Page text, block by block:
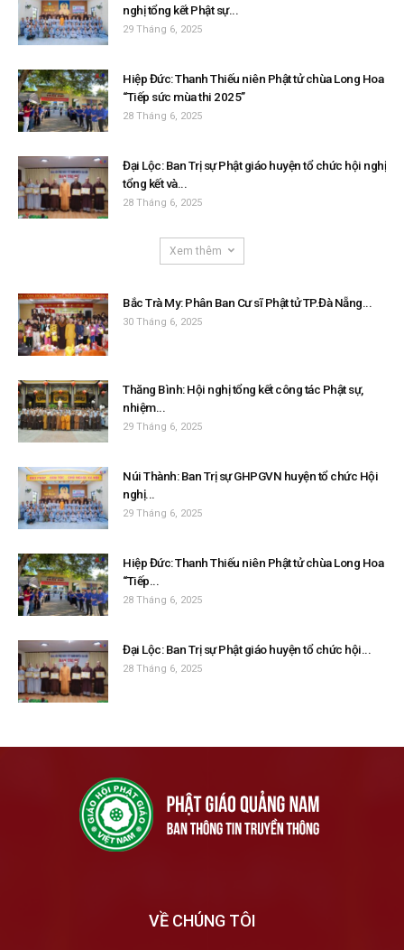
nghị tổng kết Phật sự...
29 Tháng 6, 2025
Hiệp Đức: Thanh Thiếu niên Phật tử chùa Long Hoa
“Tiếp sức mùa thi 2025”
28 Tháng 6, 2025
Đại Lộc: Ban Trị sự Phật giáo huyện tổ chức hội nghị
tổng kết và...
28 Tháng 6, 2025
Xem thêm
Bắc Trà My: Phân Ban Cư sĩ Phật tử TP.Đà Nẵng...
30 Tháng 6, 2025
Thăng Bình: Hội nghị tổng kết công tác Phật sự,
nhiệm...
29 Tháng 6, 2025
Núi Thành: Ban Trị sự GHPGVN huyện tổ chức Hội
nghị...
29 Tháng 6, 2025
Hiệp Đức: Thanh Thiếu niên Phật tử chùa Long Hoa
“Tiếp...
28 Tháng 6, 2025
Đại Lộc: Ban Trị sự Phật giáo huyện tổ chức hội...
28 Tháng 6, 2025
VỀ CHÚNG TÔI